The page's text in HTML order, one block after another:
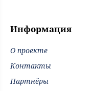
Информация
О проекте
Контакты
Партнёры